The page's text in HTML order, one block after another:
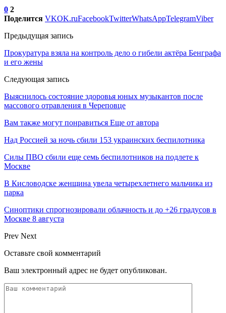
0 2
Поделится VKOK.ruFacebookTwitterWhatsAppTelegramViber
Предыдущая запись
Прокуратура взяла на контроль дело о гибели актёра Бенграфа
и его жены
Следующая запись
Выяснилось состояние здоровья юных музыкантов после
массового отравления в Череповце
Вам также могут понравиться Еще от автора
Над Россией за ночь сбили 153 украинских беспилотника
Силы ПВО сбили еще семь беспилотников на подлете к
Москве
В Кисловодске женщина увела четырехлетнего мальчика из
парка
Синоптики спрогнозировали облачность и до +26 градусов в
Москве 8 августа
Prev Next
Оставьте свой комментарий
Ваш электронный адрес не будет опубликован.